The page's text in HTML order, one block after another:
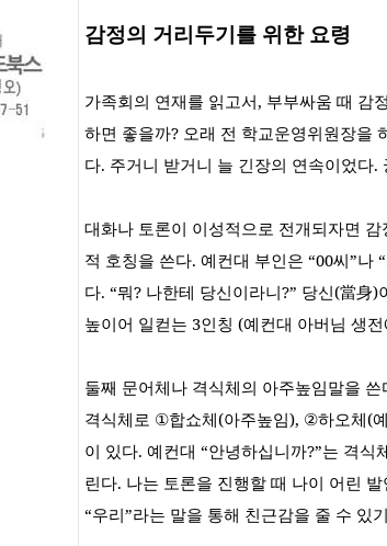
감정의 거리두기를 위한 요령
가족회의 연재를 읽고서, 부부싸움 때 감
하면 좋을까? 오래 전 학교운영위원장을
다. 주거니 받거니 늘 긴장의 연속이었다.
대화나 토론이 이성적으로 전개되자면 감
적 호칭을 쓴다. 예컨대 부인은 “00씨”나 “
다. “뭐? 나한테 당신이라니?” 당신(當身)
높이어 일컫는 3인칭 (예컨대 아버님 생
둘째 문어체나 격식체의 아주높임말을 쓴
격식체로 ①합쇼체(아주높임), ②하오체(
이 있다. 예컨대 “안녕하십니까?”는 격식
린다. 나는 토론을 진행할 때 나이 어린
“우리”라는 말을 통해 친근감을 줄 수 있